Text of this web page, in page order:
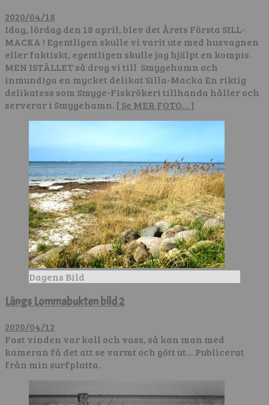
2020/04/18
Idag, lördag den 18 april, blev det Årets Första SILL-
MACKA ! Egentligen skulle vi varit ute med husvagnen
eller faktiskt, egentligen skulle jag hjälpt en kompis.
MEN ISTÄLLET så drog vi till Smygehamn och
inmundiga en mycket delikat Silla-Macka En riktig
delikatess som Smyge-Fiskrökeri tillhanda håller och
serverar i Smygehamn. [ Se MER FOTO… ]
Dagens Bild
Längs Lommabukten bild 2
2020/04/12
Fast vinden var kall och vass, så kan man med
kameran få det att se varmt och gött ut… Publicerat
från min surfplatta.